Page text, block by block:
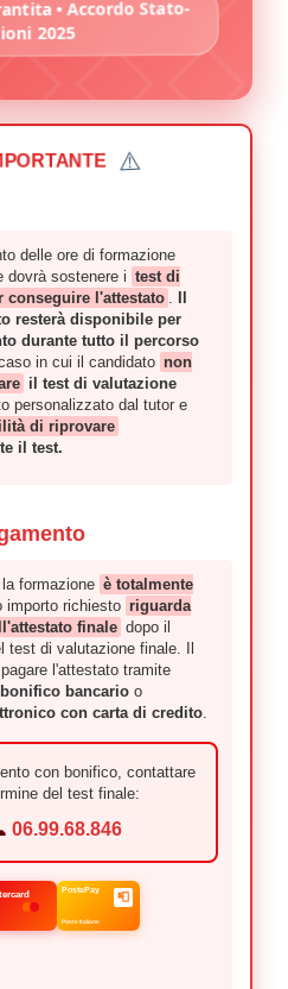
• Accordo Stato-
2025
⚠️
delle ore di formazione
dovrà sostenere i test di
conseguire l'attestato .
resterà disponibile per
durante tutto il percorso
in cui il candidato non
il test di valutazione
personalizzato dal tutor e
di riprovare
il test.
formazione è totalmente
importo richiesto riguarda
finale dopo il
test di valutazione finale. Il
l'attestato tramite
bonifico bancario o
con carta di credito.
con bonifico, contattare
del test finale:
06.99.68.846
PostePay
📮